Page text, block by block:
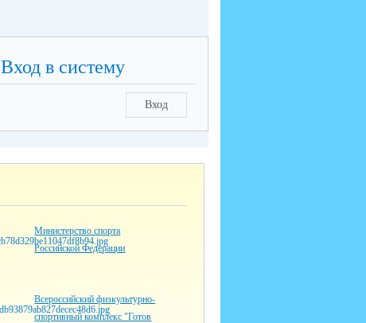
Вход в систему
Вход
Министерство спорта
Российской Федерации
Всероссийский физкультурно-
спортивный комплекс "Готов